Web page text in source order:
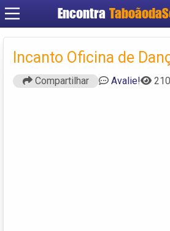
Encontra
Cadastrar
Criar
Incanto Oficina de
Compartilhar Avalie! 210